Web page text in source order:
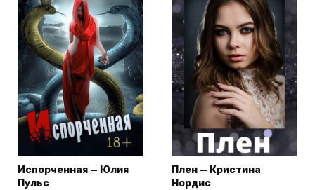
Испорченная — Юлия
Пульс
Плен — Кристина
Нордис